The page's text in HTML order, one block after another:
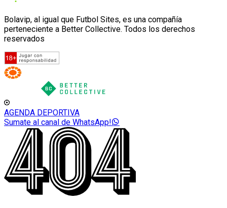
Bolavip, al igual que Futbol Sites, es una compañía
perteneciente a Better Collective. Todos los derechos
reservados
AGENDA DEPORTIVA
Sumate al canal de WhatsApp!